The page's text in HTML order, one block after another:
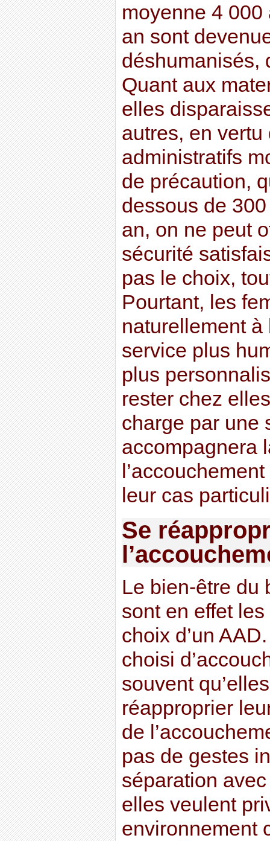
moyenne 4
an sont
déshumanisés,
Quant aux
elles
autres, en vertu
administratifs
de précaution,
dessous de
an, on ne peut
sécurité
pas le choix,
Pourtant, les
naturellement à
service plus
plus
rester chez
charge par une
accompagnera
leur cas
Se
Le bien-être du
sont en effet
choix d’un
choisi
souvent
réapproprier
de
pas de gestes
séparation
elles veulent
environnement